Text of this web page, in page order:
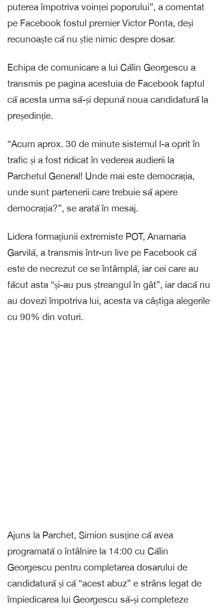
puterea împotriva voinței poporului”, a comentat
pe Facebook fostul premier Victor Ponta, deși
recunoaște că nu știe nimic despre dosar.
Echipa de comunicare a lui Călin Georgescu a
transmis pe pagina acestuia de Facebook faptul
că acesta urma să-și depună noua candidatură la
președinție.
“Acum aprox. 30 de minute sistemul l-a oprit în
trafic și a fost ridicat în vederea audierii la
Parchetul General! Unde mai este democrația,
unde sunt partenerii care trebuie să apere
democrația?”, se arată în mesaj.
Lidera formațiunii extremiste POT, Anamaria
Garvilă, a transmis într-un live pe Facebook că
este de necrezut ce se întâmplă, iar cei care au
făcut asta “și-au pus ștreangul în gât”, iar dacă nu
au dovezi împotriva lui, acesta va câștiga alegerile
cu 90% din voturi.
Ajuns la Parchet, Simion susține că avea
programată o întâlnire la 14:00 cu Călin
Georgescu pentru completarea dosarului de
candidatură și că “acest abuz” e strâns legat de
împiedicarea lui Georgescu să-și completeze